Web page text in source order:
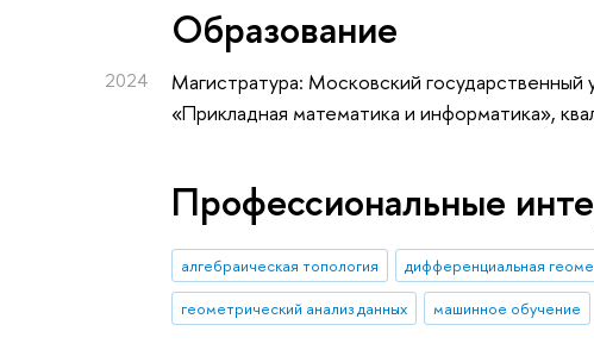
Oбразование
2024
Магистратура: Московский
«Прикладная математика и информатика»,
Профессиональные
алгебраическая топология дифференциальная
геометрический анализ данных
машинное обучение